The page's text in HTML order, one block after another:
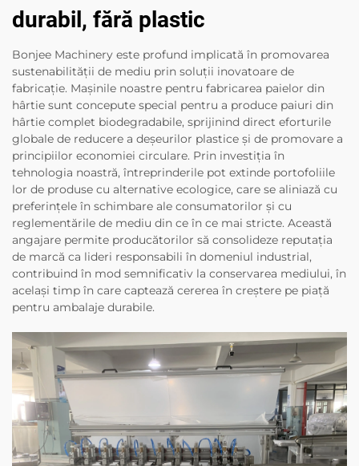
durabil, fără plastic
Bonjee Machinery este profund implicată în promovarea
sustenabilității de mediu prin soluții inovatoare de
fabricație. Mașinile noastre pentru fabricarea paielor din
hârtie sunt concepute special pentru a produce paiuri din
hârtie complet biodegradabile, sprijinind direct eforturile
globale de reducere a deșeurilor plastice și de promovare a
principiilor economiei circulare. Prin investiția în
tehnologia noastră, întreprinderile pot extinde portofoliile
lor de produse cu alternative ecologice, care se aliniază cu
preferințele în schimbare ale consumatorilor și cu
reglementările de mediu din ce în ce mai stricte. Această
angajare permite producătorilor să consolideze reputația
de marcă ca lideri responsabili în domeniul industrial,
contribuind în mod semnificativ la conservarea mediului, în
același timp în care captează cererea în creștere pe piață
pentru ambalaje durabile.